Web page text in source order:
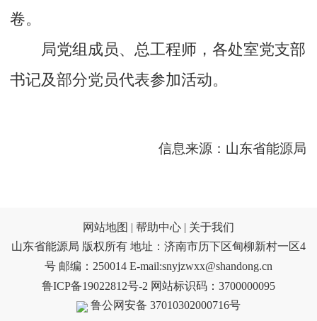
卷。
局党组成员、总工程师，各处室党支部
书记及部分党员代表参加活动。
信息来源：山东省能源局
网站地图 | 帮助中心 | 关于我们
山东省能源局 版权所有 地址：济南市历下区甸柳新村一区4
号 邮编：250014 E-mail:snyjzwxx@shandong.cn
鲁ICP备19022812号-2 网站标识码：3700000095
鲁公网安备 37010302000716号